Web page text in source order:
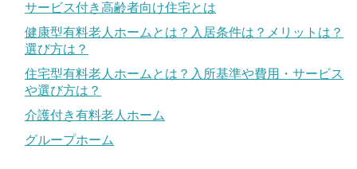
サービス付き高齢者向け住宅とは
健康型有料老人ホームとは？入居条件は？メリットは？
選び方は？
住宅型有料老人ホームとは？入所基準や費用・サービス
や選び方は？
介護付き有料老人ホーム
グループホーム